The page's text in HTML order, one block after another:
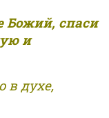
Божий, спаси
и
в духе,